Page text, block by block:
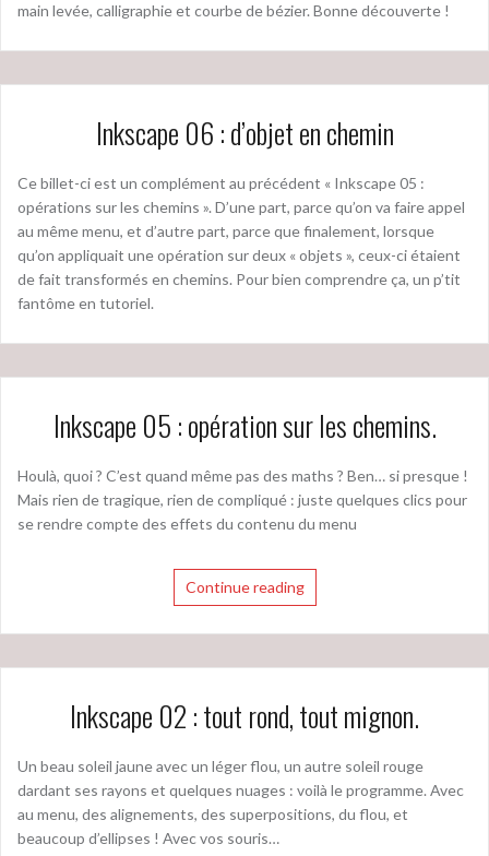
main levée, calligraphie et courbe de bézier. Bonne découverte !
Inkscape 06 : d’objet en chemin
Ce billet-ci est un complément au précédent « Inkscape 05 :
opérations sur les chemins ». D’une part, parce qu’on va faire appel
au même menu, et d’autre part, parce que finalement, lorsque
qu’on appliquait une opération sur deux « objets », ceux-ci étaient
de fait transformés en chemins. Pour bien comprendre ça, un p’tit
fantôme en tutoriel.
Inkscape 05 : opération sur les chemins.
Houlà, quoi ? C’est quand même pas des maths ? Ben… si presque !
Mais rien de tragique, rien de compliqué : juste quelques clics pour
se rendre compte des effets du contenu du menu
Continue reading
Inkscape 02 : tout rond, tout mignon.
Un beau soleil jaune avec un léger flou, un autre soleil rouge
dardant ses rayons et quelques nuages : voilà le programme. Avec
au menu, des alignements, des superpositions, du flou, et
beaucoup d’ellipses ! Avec vos souris…